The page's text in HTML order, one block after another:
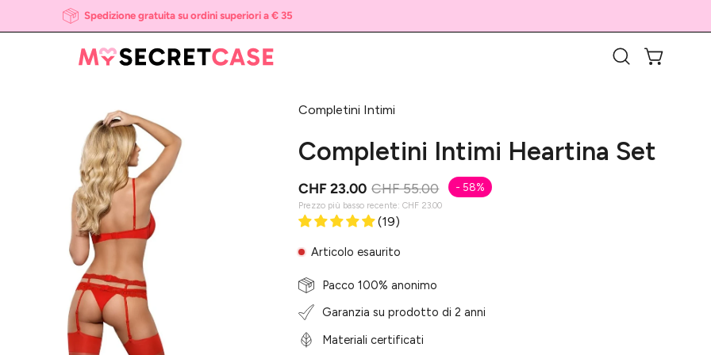
Spedizione gratuita su ordini superiori a € 35
Apri
ricerca
APRI
Completini Intimi
Completini Intimi Heartina Set
CHF 23.00 CHF 55.00 - 58%
Prezzo più basso recente: CHF 23.00
(19)
Articolo esaurito
Pacco 100% anonimo
Garanzia su prodotto di 2 anni
Materiali certificati